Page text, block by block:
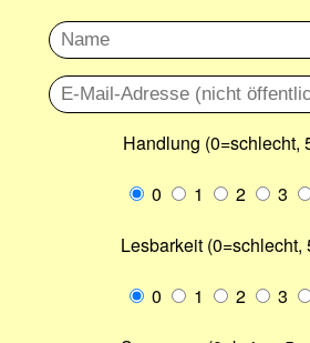
Handlung (0=schlecht,
0
1 2 3
Lesbarkeit (0=schlecht,
0
1 2 3